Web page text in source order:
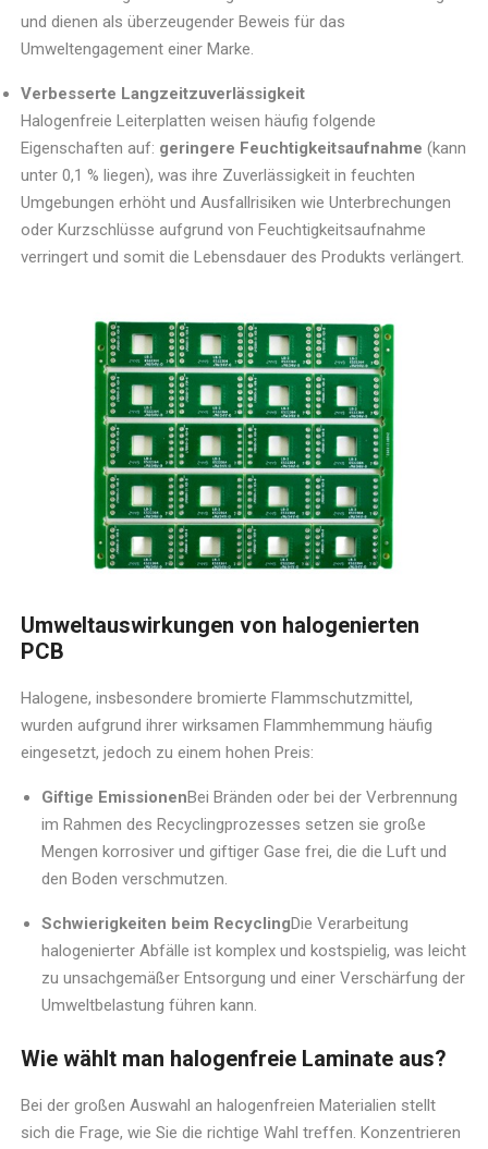
und dienen als überzeugender Beweis für das
Umweltengagement einer Marke.
Verbesserte Langzeitzuverlässigkeit
Halogenfreie Leiterplatten weisen häufig folgende
Eigenschaften auf: geringere Feuchtigkeitsaufnahme (kann
unter 0,1 % liegen), was ihre Zuverlässigkeit in feuchten
Umgebungen erhöht und Ausfallrisiken wie Unterbrechungen
oder Kurzschlüsse aufgrund von Feuchtigkeitsaufnahme
verringert und somit die Lebensdauer des Produkts verlängert.
Umweltauswirkungen von halogenierten
PCB
Halogene, insbesondere bromierte Flammschutzmittel,
wurden aufgrund ihrer wirksamen Flammhemmung häufig
eingesetzt, jedoch zu einem hohen Preis:
Giftige EmissionenBei Bränden oder bei der Verbrennung
im Rahmen des Recyclingprozesses setzen sie große
Mengen korrosiver und giftiger Gase frei, die die Luft und
den Boden verschmutzen.
Schwierigkeiten beim RecyclingDie Verarbeitung
halogenierter Abfälle ist komplex und kostspielig, was leicht
zu unsachgemäßer Entsorgung und einer Verschärfung der
Umweltbelastung führen kann.
Wie wählt man halogenfreie Laminate aus?
Bei der großen Auswahl an halogenfreien Materialien stellt
sich die Frage, wie Sie die richtige Wahl treffen. Konzentrieren